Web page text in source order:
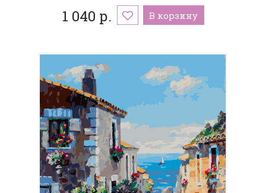
1 040 р. В корзину